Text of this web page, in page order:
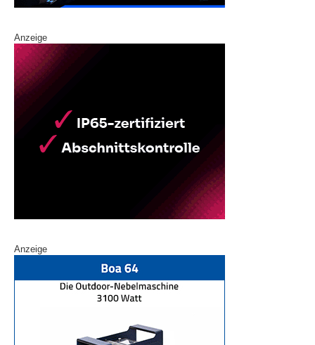
Anzeige
Anzeige